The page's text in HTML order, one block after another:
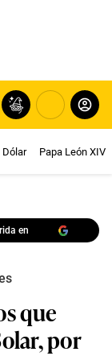
Dólar Papa León XIV
en
que
por